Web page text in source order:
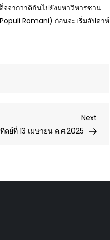
จจากวาติกันไปยังมหาวิหารซาน
Romani) ก่อนจะเริ่มสัปดาห์
Post
Next
ย์ที่ 13 เมษายน ค.ศ.2025